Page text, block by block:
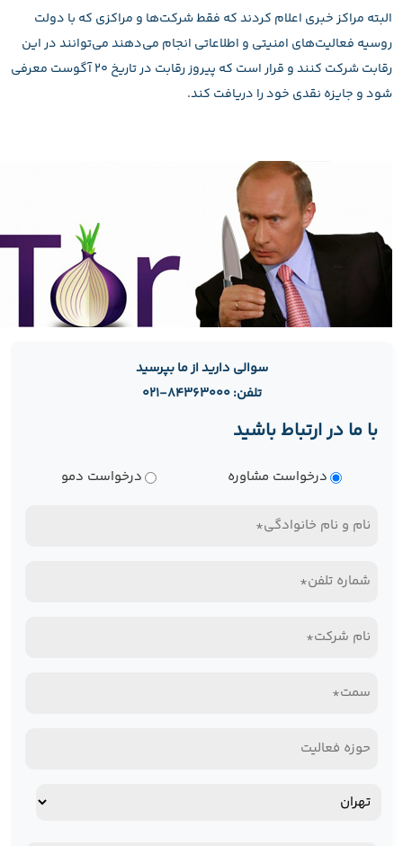
البته مراکز خبری اعلام کردند که فقط شرکت‌ها و مراکزی که با دولت
روسیه فعالیت‌های امنیتی و اطلاعاتی انجام می‌دهند می‌توانند در این
رقابت شرکت کنند و قرار است که پیروز رقابت در تاریخ ۲۰ آگوست معرفی
شود و جایزه نقدی خود را دریافت کند.
سوالی دارید از ما بپرسید
تلفن: ۸۴۳۶۳۰۰۰-۰۲۱
با ما در ارتباط باشید
درخواست مشاوره درخواست دمو
نام
نام
(Required)
تلفن
(Required)نام
(Required)سمت*
حوزه
آدرس